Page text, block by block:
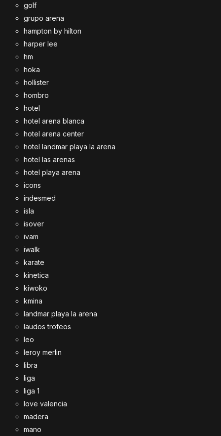
golf
grupo arena
hampton by hilton
harper lee
hm
hoka
hollister
hombro
hotel
hotel arena blanca
hotel arena center
hotel landmar playa la arena
hotel las arenas
hotel playa arena
icons
indesmed
isla
isover
ivam
iwalk
karate
kinetica
kiwoko
kmina
landmar playa la arena
laudos trofeos
leo
leroy merlin
libra
liga
liga 1
love valencia
madera
mano